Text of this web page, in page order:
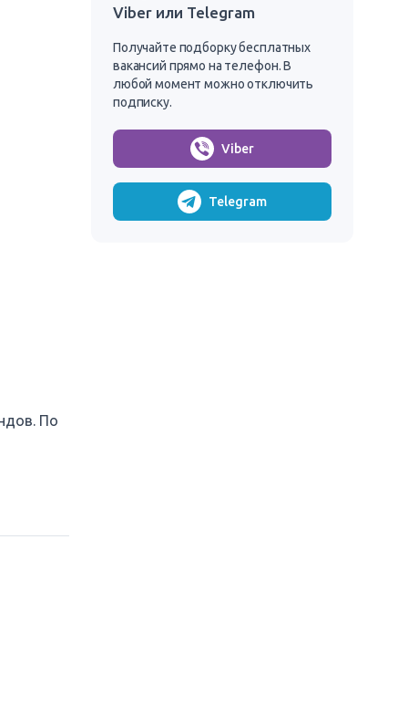
По
Viber или Telegram
Получайте подборку бесплатных
вакансий прямо на телефон. В
любой момент можно отключить
подписку.
Viber
Telegram